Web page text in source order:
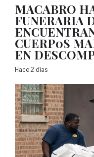
MACABRO
FUNERARIA
CUERP0S
EN
Hace 2 días